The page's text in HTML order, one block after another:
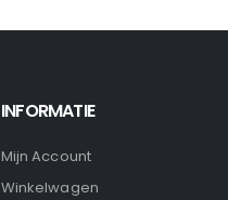
INFORMATIE
Mijn Account
Winkelwagen